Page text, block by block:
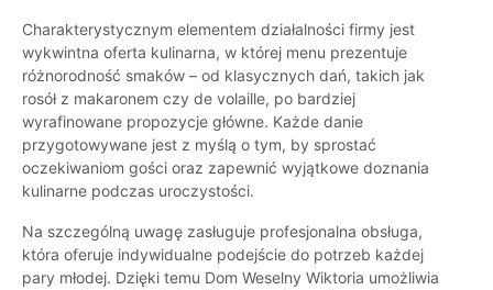
Charakterystycznym elementem działalności firmy jest
wykwintna oferta kulinarna, w której menu prezentuje
różnorodność smaków – od klasycznych dań, takich jak
rosół z makaronem czy de volaille, po bardziej
wyrafinowane propozycje główne. Każde danie
przygotowywane jest z myślą o tym, by sprostać
oczekiwaniom gości oraz zapewnić wyjątkowe doznania
kulinarne podczas uroczystości.
Na szczególną uwagę zasługuje profesjonalna obsługa,
która oferuje indywidualne podejście do potrzeb każdej
pary młodej. Dzięki temu Dom Weselny Wiktoria umożliwia